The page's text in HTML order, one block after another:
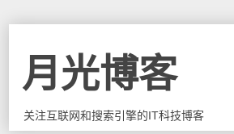
月光博客
关注互联网和搜索引擎的IT科技博客